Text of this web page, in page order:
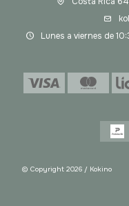
Lunes a viernes de
© Copyright 2026 / Kokino